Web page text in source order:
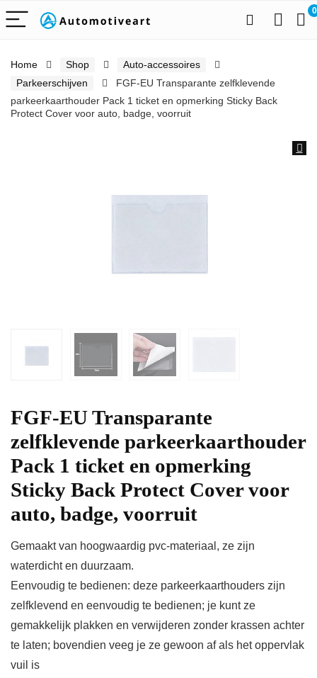
0
Home Shop
Auto-accessoires
Parkeerschijven
FGF-EU Transparante zelfklevende
parkeerkaarthouder Pack 1 ticket en opmerking Sticky Back
Protect Cover voor auto, badge, voorruit
FGF-EU Transparante
zelfklevende parkeerkaarthouder
Pack 1 ticket en opmerking
Sticky Back Protect Cover voor
auto, badge, voorruit
Gemaakt van hoogwaardig pvc-materiaal, ze zijn
waterdicht en duurzaam.
Eenvoudig te bedienen: deze parkeerkaarthouders zijn
zelfklevend en eenvoudig te bedienen; je kunt ze
gemakkelijk plakken en verwijderen zonder krassen achter
te laten; bovendien veeg je ze gewoon af als het oppervlak
vuil is